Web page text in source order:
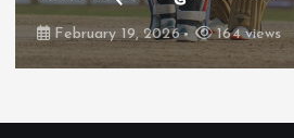
February 19, 2026 164 views